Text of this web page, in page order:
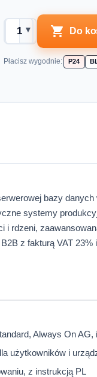
▲
▼  Do
Płacisz wygodnie: P24
bazy
systemy
i rdzeni,
z fakturą VAT
Always On AG,
użytkowników i
z instrukcją PL